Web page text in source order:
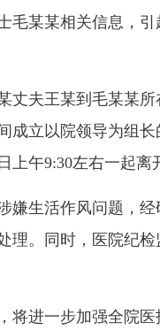
某某相关信息，引
夫王某到毛某某所
成立以院领导为组长
午9:30左右一起离
嫌生活作风问题，
理。
同时，医院纪
将进一步加强全院